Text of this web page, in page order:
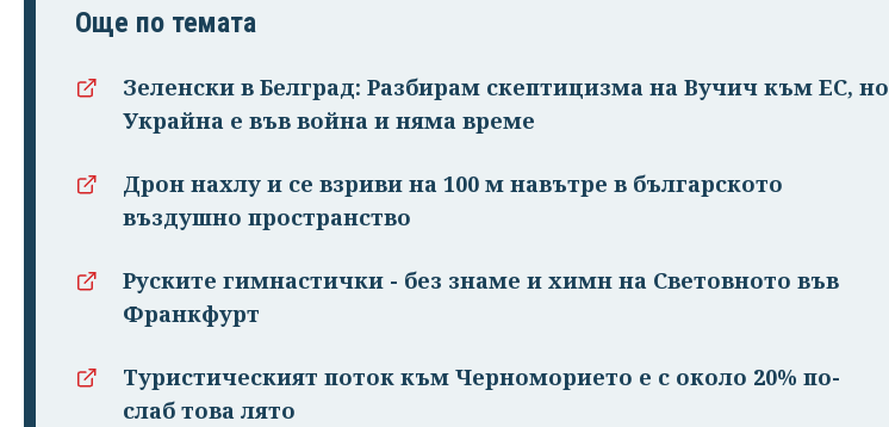
Още по темата
Зеленски в Белград: Разбирам скептицизма на Вучич към ЕС, но
Украйна е във война и няма време
Дрон нахлу и се взриви на 100 м навътре в българското
въздушно пространство
Руските гимнастички - без знаме и химн на Световното във
Франкфурт
Туристическият поток към Черноморието е с около 20% по-
слаб това лято